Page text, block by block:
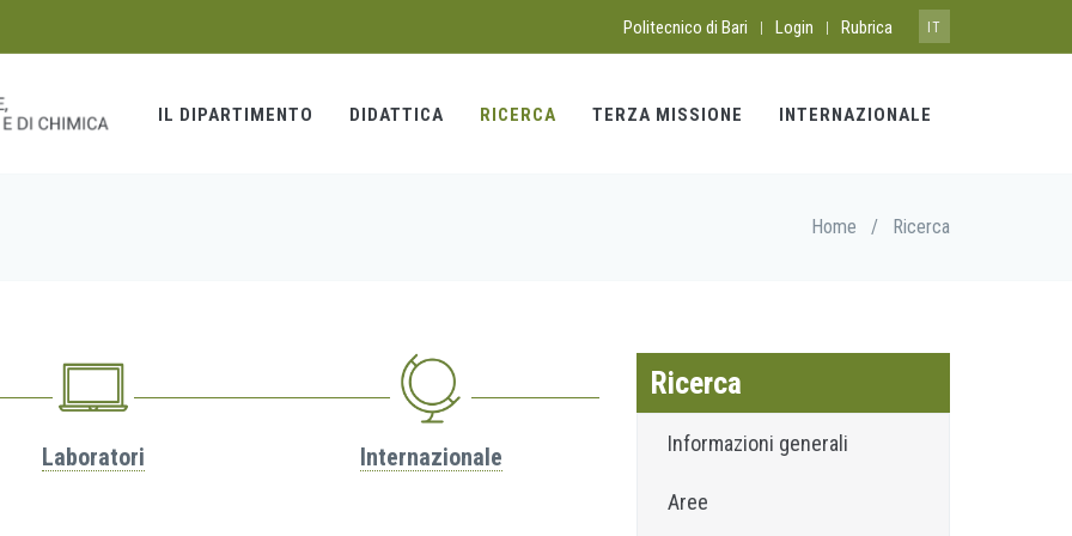
Politecnico di Bari | Login | Rubrica IT
IL DIPARTIMENTO DIDATTICA RICERCA TERZA MISSIONE INTERNAZIONALE
Home / Ricerca
Laboratori Internazionale
Ricerca
Informazioni generali
Aree